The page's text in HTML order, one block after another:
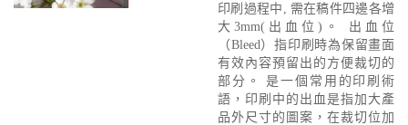
印刷過程中, 需在稿件四邊各增
大3mm(出血位)。 出血位
（Bleed）指印刷時為保留畫面
有效內容預留出的方便裁切的
部分。 是一個常用的印刷術
語，印刷中的出血是指加大產
品外尺寸的圖案，在裁切位加